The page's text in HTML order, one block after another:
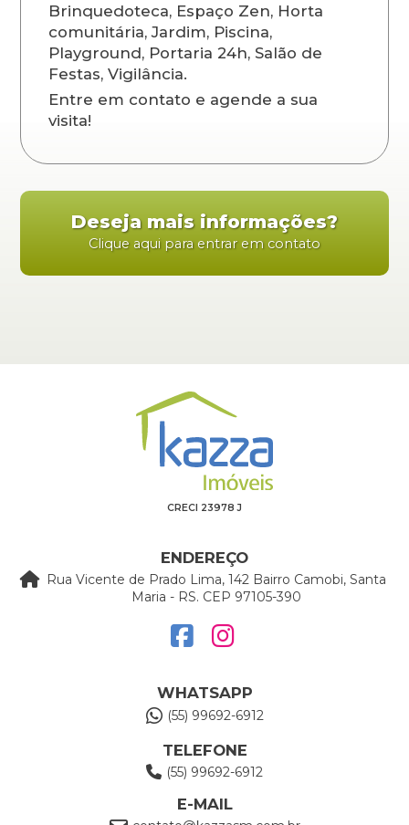
Brinquedoteca, Espaço Zen, Horta
comunitária, Jardim, Piscina,
Playground, Portaria 24h, Salão de
Festas, Vigilância.
Entre em contato e agende a sua
visita!
Deseja mais informações?
Clique aqui para entrar em contato
CRECI 23978 J
ENDEREÇO
Rua Vicente de Prado Lima, 142 Bairro Camobi, Santa
Maria - RS. CEP 97105-390
WHATSAPP
(55) 99692-6912
TELEFONE
(55) 99692-6912
E-MAIL